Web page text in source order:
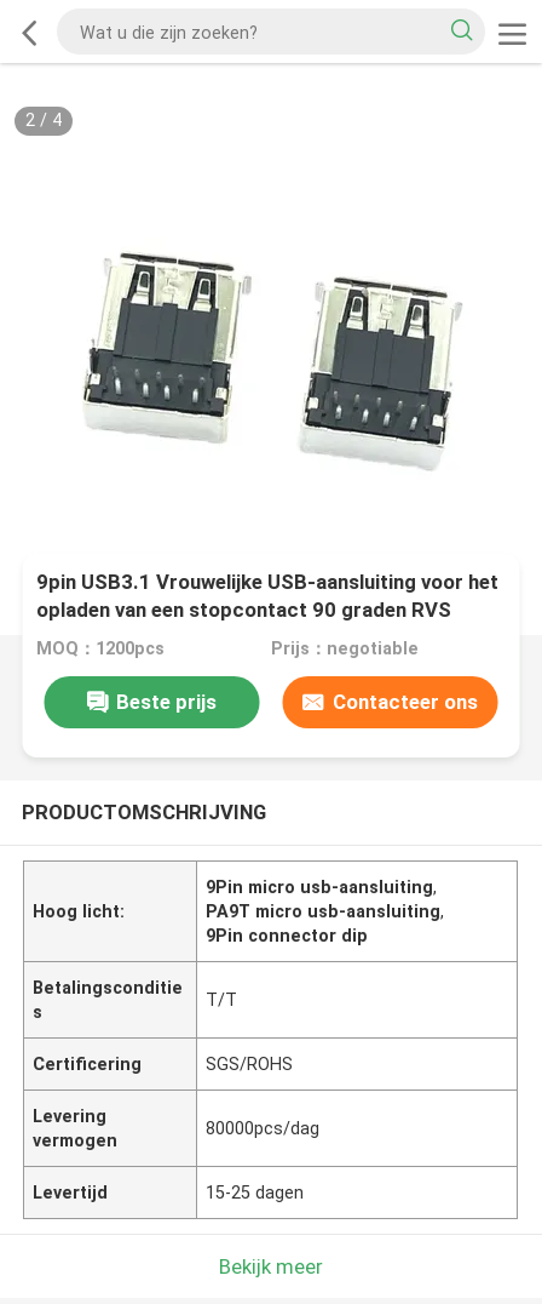
2/ 4
9pin USB3.1 Vrouwelijke USB-aansluiting voor het
opladen van een stopcontact 90 graden RVS
MOQ：1200pcs Prijs：negotiable
Beste prijs Contacteer ons
PRODUCTOMSCHRIJVING
Hoog licht:
9Pin micro usb-aansluiting,
PA9T micro usb-aansluiting,
9Pin connector dip
Betalingsconditie
s
T/T
Certificering SGS/ROHS
Levering
vermogen
80000pcs/dag
Levertijd 15-25 dagen
Bekijk meer